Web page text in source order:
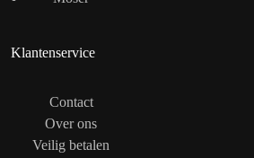
Klantenservice
Contact
Over ons
Veilig betalen